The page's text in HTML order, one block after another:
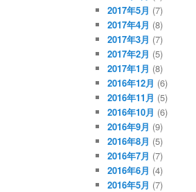
2017年5月 (7)
2017年4月 (8)
2017年3月 (7)
2017年2月 (5)
2017年1月 (8)
2016年12月 (6)
2016年11月 (5)
2016年10月 (6)
2016年9月 (9)
2016年8月 (5)
2016年7月 (7)
2016年6月 (4)
2016年5月 (7)